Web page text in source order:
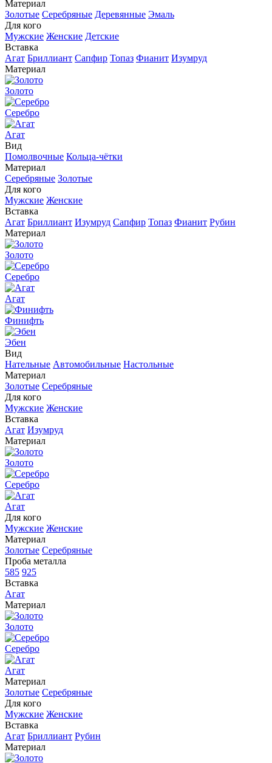
Материал
Золотые Серебряные Деревянные Эмаль
Для кого
Мужские Женские Детские
Вставка
Агат Бриллиант Сапфир Топаз Фианит Изумруд
Материал
Золото
Серебро
Агат
Вид
Помолвочные Кольца-чётки
Материал
Серебряные Золотые
Для кого
Мужские Женские
Вставка
Агат Бриллиант Изумруд Сапфир Топаз Фианит Рубин
Материал
Золото
Серебро
Агат
Финифть
Эбен
Вид
Нательные Автомобильные Настольные
Материал
Золотые Серебряные
Для кого
Мужские Женские
Вставка
Агат Изумруд
Материал
Золото
Серебро
Агат
Для кого
Мужские Женские
Материал
Золотые Серебряные
Проба металла
585 925
Вставка
Агат
Материал
Золото
Серебро
Агат
Материал
Золотые Серебряные
Для кого
Мужские Женские
Вставка
Агат Бриллиант Рубин
Материал